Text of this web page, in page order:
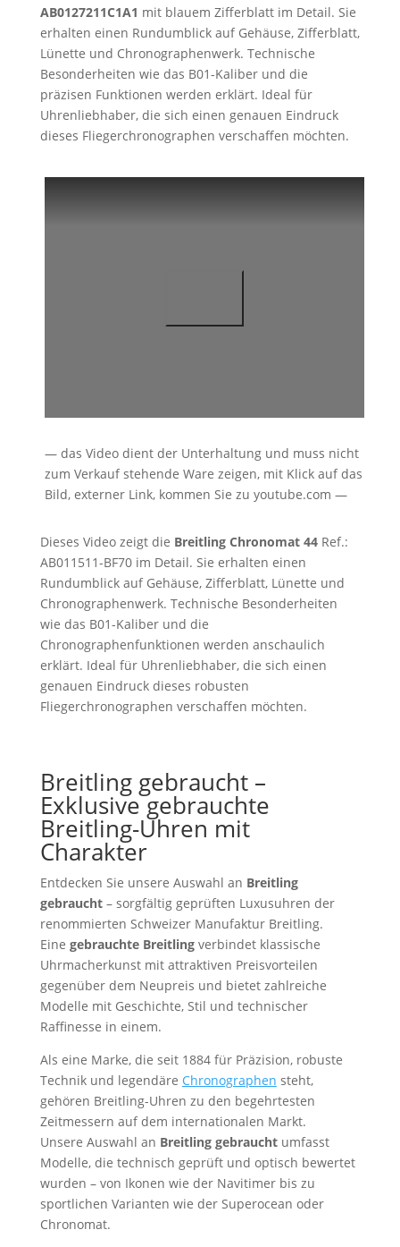
AB0127211C1A1 mit blauem Zifferblatt im Detail. Sie
erhalten einen Rundumblick auf Gehäuse, Zifferblatt,
Lünette und Chronographenwerk. Technische
Besonderheiten wie das B01-Kaliber und die
präzisen Funktionen werden erklärt. Ideal für
Uhrenliebhaber, die sich einen genauen Eindruck
dieses Fliegerchronographen verschaffen möchten.
— das Video dient der Unterhaltung und muss nicht
zum Verkauf stehende Ware zeigen, mit Klick auf das
Bild, externer Link, kommen Sie zu youtube.com —
Dieses Video zeigt die Breitling Chronomat 44Ref.:
AB011511-BF70 im Detail. Sie erhalten einen
Rundumblick auf Gehäuse, Zifferblatt, Lünette und
Chronographenwerk. Technische Besonderheiten
wie das B01-Kaliber und die
Chronographenfunktionen werden anschaulich
erklärt. Ideal für Uhrenliebhaber, die sich einen
genauen Eindruck dieses robusten
Fliegerchronographen verschaffen möchten.
Breitling gebraucht –
Exklusive gebrauchte
Breitling-Uhren mit
Charakter
Entdecken Sie unsere Auswahl an Breitling
gebraucht– sorgfältig geprüften Luxusuhren der
renommierten Schweizer Manufaktur Breitling.
Eine gebrauchte Breitlingverbindet klassische
Uhrmacherkunst mit attraktiven Preisvorteilen
gegenüber dem Neupreis und bietet zahlreiche
Modelle mit Geschichte, Stil und technischer
Raffinesse in einem.
Als eine Marke, die seit 1884 für Präzision, robuste
Technik und legendäre Chronographen steht,
gehören Breitling-Uhren zu den begehrtesten
Zeitmessern auf dem internationalen Markt.
Unsere Auswahl an Breitling gebrauchtumfasst
Modelle, die technisch geprüft und optisch bewertet
wurden – von Ikonen wie der Navitimer bis zu
sportlichen Varianten wie der Superocean oder
Chronomat.